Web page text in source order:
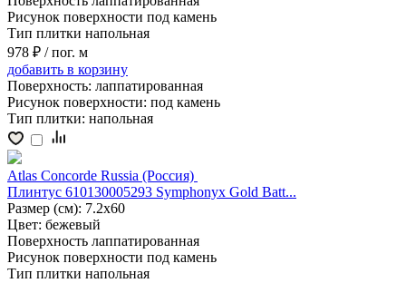
Рисунок поверхности под камень
Тип плитки напольная
978 ₽ / пог. м
добавить в корзину
Поверхность: лаппатированная
Рисунок поверхности: под камень
Тип плитки: напольная
Atlas Concorde Russia (Россия)
Плинтус 610130005293 Symphonyx Gold Batt...
Размер (см): 7.2x60
Цвет: бежевый
Поверхность лаппатированная
Рисунок поверхности под камень
Тип плитки напольная